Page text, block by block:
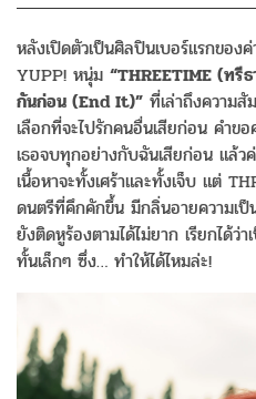
หลังเปิดตัวเป็นศิลปินเบอร์แรกของ
YUPP! หนุ่ม “THREETIME (ทรี
กันก่อน (End It)” ที่เล่าถึงความ
เลือกที่จะไปรักคนอื่นเสียก่อน คำข
เธอจบทุกอย่างกับฉันเสียก่อน แล้ว
เนื้อหาจะทั้งเศร้าและทั้งเจ็บ แต่
ดนตรีที่คึกคักขึ้น มีกลิ่นอายความเ
ยังติดหูร้องตามได้ไม่ยาก เรียกได้ว่
ทั้นเล็กๆ ซึ่ง… ทำให้ได้ไหมล่ะ!